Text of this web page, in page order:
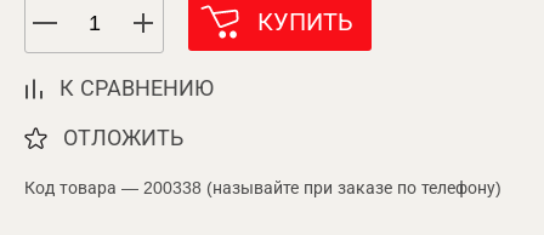
КУПИТЬ
К СРАВНЕНИЮ
ОТЛОЖИТЬ
Код товара — 200338 (называйте при заказе по телефону)